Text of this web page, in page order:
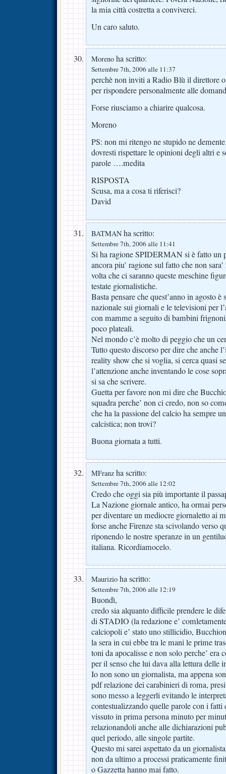
la mia città costretta a conviverci.
Un caro saluto.
Moreno ha scritto:
Settembre 7th, 2006 alle 11:37
perchè non inviti a Radio Blù il direttore
per rispondere personalmente alle
Forse riusciamo a chiarire qualcosa.
Moreno
PS: non mi ritengo ne stupido ne
dovresti rispettare le opinioni degli altri e
parole ….medita
RISPOSTA
Scusa, ma a cosa ti riferisci?
David
BATMAN ha scritto:
Settembre 7th, 2006 alle 11:41
Si ha ragione SPIDERMAN si è fatto un
ancora piu’ ragione sul fatto che non
volta che ci saranno queste meschine
testate giornalistiche.
Basta pensare che quest’anno in agosto è
nazionale sui giornali e le televisioni per
con mamme a seguito di bambini
poco plateali.
Nel mondo c’è molto di peggio che un
Tutto questo discorso per dire che anche
reality show che si voglia, si cerca quasi
l’attenzione anche inventando le cose
si sa che scrivere.
Guetta per favore non mi dire che
squadra perche’ non ci credo, non so
che ha la passione del calcio ha sempre
calcistica; non trovi?
Buona giornata a tutti.
MFranz ha scritto:
Settembre 7th, 2006 alle 12:02
Credo che oggi sia più importante il
La Nazione giornale antico, ha ormai
per diventare un mediocre giornaletto ai
forse anche Firenze sta scivolando verso
riponendo le nostre speranze in un
italiana. Ricordiamocelo.
Maurizio ha scritto:
Settembre 7th, 2006 alle 12:19
Buondì,
credo sia alquanto difficile prendere le
di STADIO (la redazione e’
calciopoli e’ stato uno stillicidio,
la sera in cui ebbe tra le mani le prime
toni da apocalisse e non solo perche’ era
per il senso che lui dava alla lettura delle
Io non sono un giornalista, ma appena
pdf relazione dei carabinieri di roma,
sono messo a leggerli evitando le
contestualizzando quelle parole con i
vissuto in prima persona minuto per
relazionandoli anche alle dichiarazioni
quel periodo, alle singole partite.
Questo mi sarei aspettato da un
non da ultimo a processi praticamente
o Gazzetta hanno mai fatto.